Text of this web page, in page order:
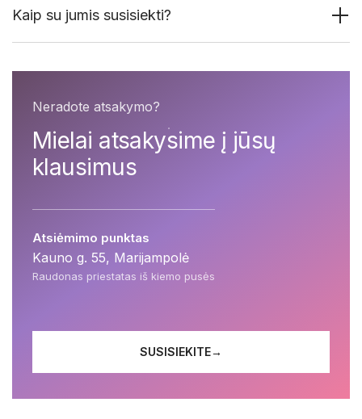
Kaip su jumis susisiekti?
Neradote atsakymo?
Mielai atsakysime į jūsų
klausimus
Atsiėmimo punktas
Kauno g. 55, Marijampolė
Raudonas priestatas iš kiemo pusės
SUSISIEKITE→